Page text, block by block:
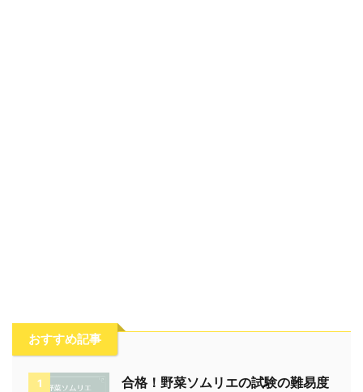
おすすめ記事
1
合格！野菜ソムリエの試験の難易度